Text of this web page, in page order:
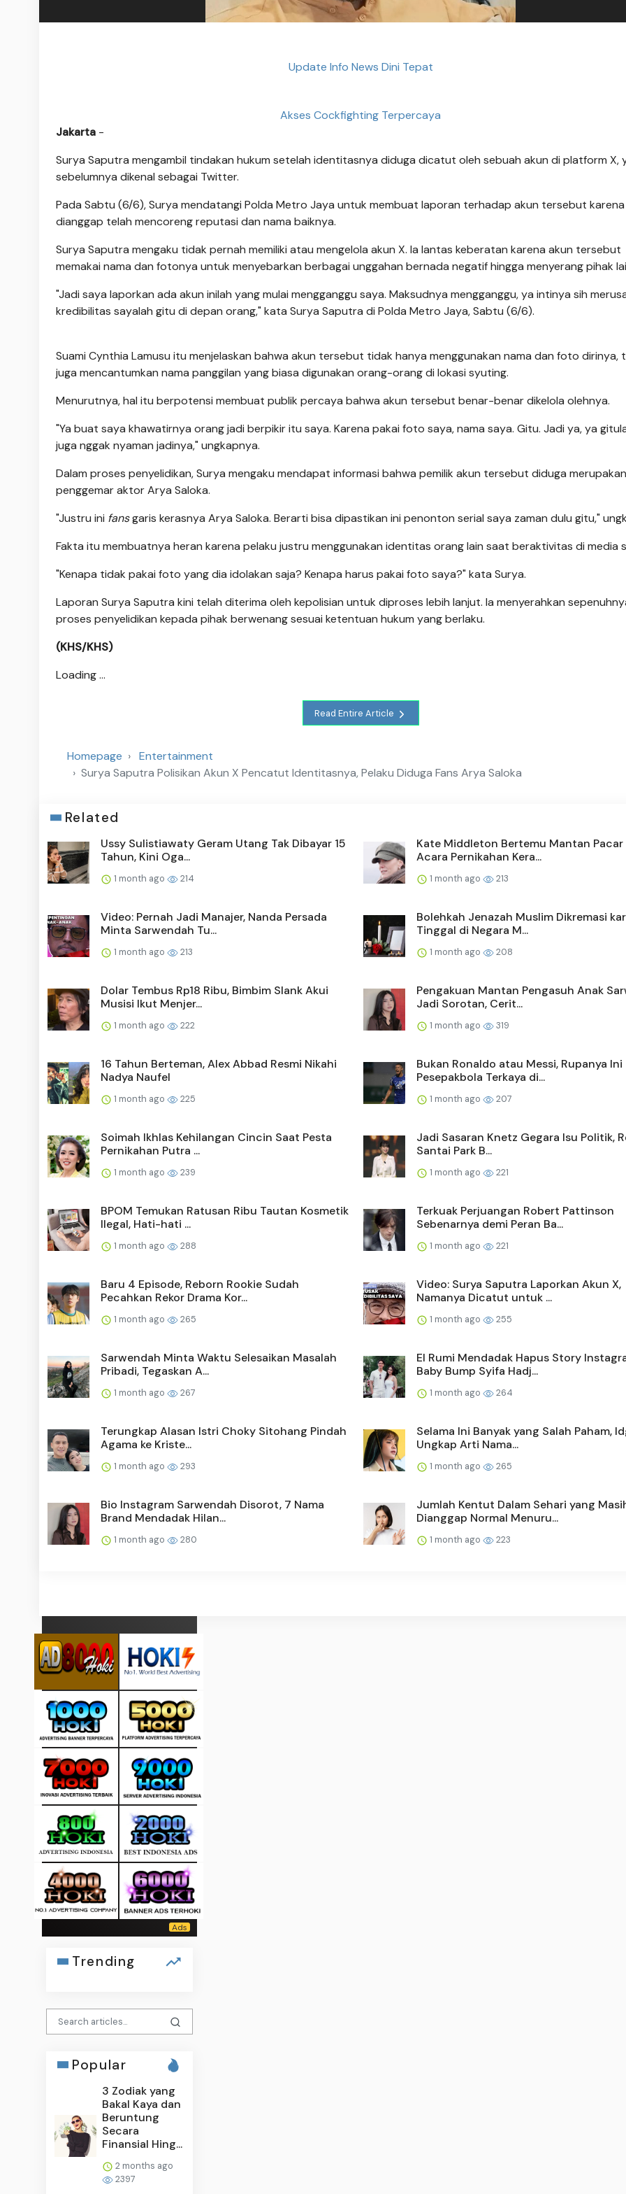
Update Info News Dini Tepat
Akses Cockfighting Terpercaya
Jakarta -
Surya Saputra mengambil tindakan hukum setelah identitasnya diduga dicatut oleh sebuah akun di platform X,
sebelumnya dikenal sebagai Twitter.
Pada Sabtu (6/6), Surya mendatangi Polda Metro Jaya untuk membuat laporan terhadap akun tersebut karena
dianggap telah mencoreng reputasi dan nama baiknya.
Surya Saputra mengaku tidak pernah memiliki atau mengelola akun X. Ia lantas keberatan karena akun tersebut
memakai nama dan fotonya untuk menyebarkan berbagai unggahan bernada negatif hingga menyerang pihak
"Jadi saya laporkan ada akun inilah yang mulai mengganggu saya. Maksudnya mengganggu, ya intinya sih
kredibilitas sayalah gitu di depan orang," kata Surya Saputra di Polda Metro Jaya, Sabtu (6/6).
Suami Cynthia Lamusu itu menjelaskan bahwa akun tersebut tidak hanya menggunakan nama dan foto dirinya,
juga mencantumkan nama panggilan yang biasa digunakan orang-orang di lokasi syuting.
Menurutnya, hal itu berpotensi membuat publik percaya bahwa akun tersebut benar-benar dikelola olehnya.
"Ya buat saya khawatirnya orang jadi berpikir itu saya. Karena pakai foto saya, nama saya. Gitu. Jadi ya, ya
juga nggak nyaman jadinya," ungkapnya.
Dalam proses penyelidikan, Surya mengaku mendapat informasi bahwa pemilik akun tersebut diduga merupakan
penggemar aktor Arya Saloka.
"Justru ini fansgaris kerasnya Arya Saloka. Berarti bisa dipastikan ini penonton serial saya zaman dulu gitu,"
Fakta itu membuatnya heran karena pelaku justru menggunakan identitas orang lain saat beraktivitas di media
"Kenapa tidak pakai foto yang dia idolakan saja? Kenapa harus pakai foto saya?" kata Surya.
Laporan Surya Saputra kini telah diterima oleh kepolisian untuk diproses lebih lanjut. Ia menyerahkan
proses penyelidikan kepada pihak berwenang sesuai ketentuan hukum yang berlaku.
(KHS/KHS)
Loading ...
Read Entire Article
Homepage
Entertainment
Surya Saputra Polisikan Akun X Pencatut Identitasnya, Pelaku Diduga Fans Arya Saloka
Related
Ussy Sulistiawaty Geram Utang Tak Dibayar 15
Tahun, Kini Oga...
1 month ago 214
Kate Middleton Bertemu Mantan Pacar
Acara Pernikahan Kera...
1 month ago 213
Video: Pernah Jadi Manajer, Nanda Persada
Minta Sarwendah Tu...
1 month ago 213
Bolehkah Jenazah Muslim Dikremasi
Tinggal di Negara M...
1 month ago 208
Dolar Tembus Rp18 Ribu, Bimbim Slank Akui
Musisi Ikut Menjer...
1 month ago 222
Pengakuan Mantan Pengasuh Anak
Jadi Sorotan, Cerit...
1 month ago 319
16 Tahun Berteman, Alex Abbad Resmi Nikahi
Nadya Naufel
1 month ago 225
Bukan Ronaldo atau Messi, Rupanya Ini
Pesepakbola Terkaya di...
1 month ago 207
Soimah Ikhlas Kehilangan Cincin Saat Pesta
Pernikahan Putra ...
1 month ago 239
Jadi Sasaran Knetz Gegara Isu Politik,
Santai Park B...
1 month ago 221
BPOM Temukan Ratusan Ribu Tautan Kosmetik
Ilegal, Hati-hati ...
1 month ago 288
Terkuak Perjuangan Robert Pattinson
Sebenarnya demi Peran Ba...
1 month ago 221
Baru 4 Episode, Reborn Rookie Sudah
Pecahkan Rekor Drama Kor...
1 month ago 265
Video: Surya Saputra Laporkan Akun X,
Namanya Dicatut untuk ...
1 month ago 255
Sarwendah Minta Waktu Selesaikan Masalah
Pribadi, Tegaskan A...
1 month ago 267
El Rumi Mendadak Hapus Story
Baby Bump Syifa Hadj...
1 month ago 264
Terungkap Alasan Istri Choky Sitohang Pindah
Agama ke Kriste...
1 month ago 293
Selama Ini Banyak yang Salah Paham,
Ungkap Arti Nama...
1 month ago 265
Bio Instagram Sarwendah Disorot, 7 Nama
Brand Mendadak Hilan...
1 month ago 280
Jumlah Kentut Dalam Sehari yang
Dianggap Normal Menuru...
1 month ago 223
Trending
Popular
3 Zodiak yang
Bakal Kaya dan
Beruntung
Secara
Finansial Hing...
2 months ago
2397